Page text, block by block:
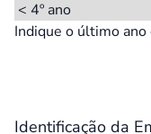
Indique o último
Identificação da